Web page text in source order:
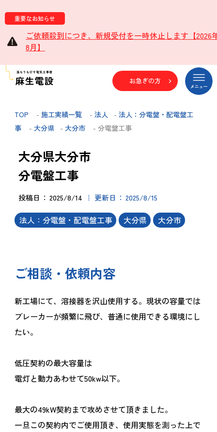
重要なお知らせ
ご依頼殺到につき、新規受付を一時休止します【2026
8月】
お急ぎの方
TOP - 施工実績一覧 - 法人 - 法人：分電盤・配電盤工
事
- 大分県 - 大分市 - 分電盤工事
大分県大分市
分電盤工事
投稿日 2025/8/14 更新日 2025/8/15
法人：分電盤・配電盤工事 大分県 大分市
ご相談・依頼内容
新工場にて、溶接器を沢山使用する。現状の容量では
ブレーカーが頻繁に飛び、普通に使用できる環境にし
たい。
低圧契約の最大容量は
電灯と動力あわせて50kw以下。
最大の49kW契約まで攻めさせて頂きました。
一旦この契約内でご使用頂き、使用実態を測った上で